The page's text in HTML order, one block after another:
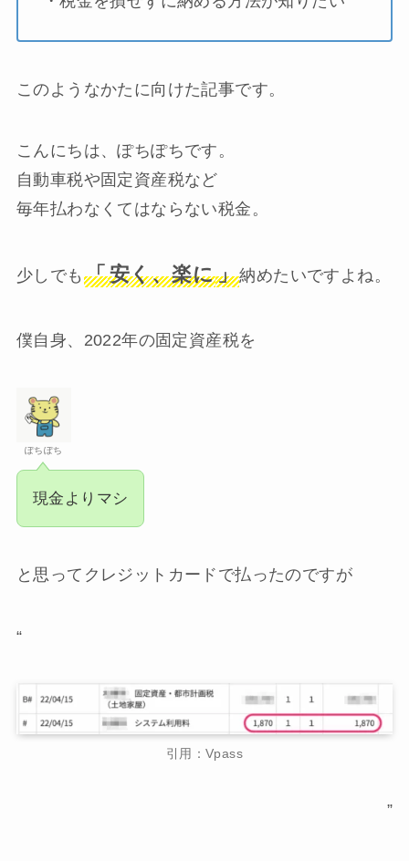
このようなかたに向けた記事です。
こんにちは、ぽちぽちです。
自動車税や固定資産税など
毎年払わなくてはならない税金。
少しでも 「安く、楽に」納めたいですよね。
僕自身、2022年の固定資産税を
ぽちぽち
現金よりマシ
と思ってクレジットカードで払ったのですが
“
引用：Vpass
”